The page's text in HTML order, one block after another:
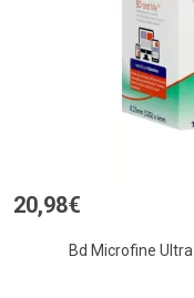
20,98€
Bd Microfine